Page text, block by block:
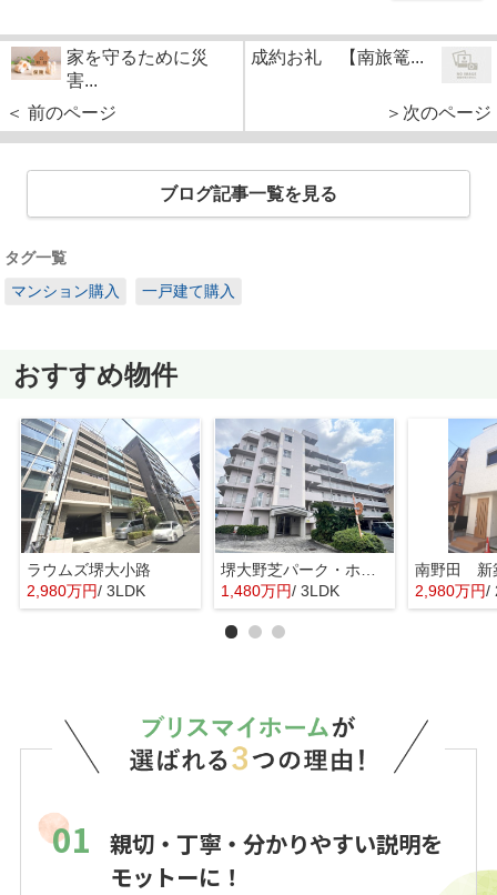
家を守るために災
害...
＜ 前のページ
成約お礼 【南旅篭...
＞次のページ
ブログ記事一覧を見る
タグ一覧
マンション購入
一戸建て購入
おすすめ物件
ラウムズ堺大小路
2,980万円/ 3LDK
1,480万円/ 3LDK
南野田 新
2,980万円/
01
親切・丁寧・分かりやすい説明を
モットーに！